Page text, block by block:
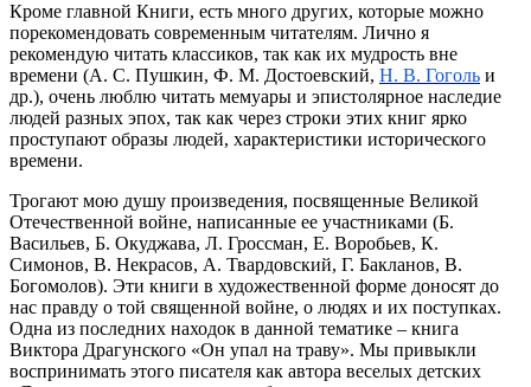
Кроме главной Книги, есть много других, которые можно
порекомендовать современным читателям. Лично я
рекомендую читать классиков, так как их мудрость вне
времени (А. С. Пушкин, Ф. М. Достоевский, Н. В. Гоголь и
др.), очень люблю читать мемуары и эпистолярное наследие
людей разных эпох, так как через строки этих книг ярко
проступают образы людей, характеристики исторического
времени.
Трогают мою душу произведения, посвященные Великой
Отечественной войне, написанные ее участниками (Б.
Васильев, Б. Окуджава, Л. Гроссман, Е. Воробьев, К.
Симонов, В. Некрасов, А. Твардовский, Г. Бакланов, В.
Богомолов). Эти книги в художественной форме доносят до
нас правду о той священной войне, о людях и их поступках.
Одна из последних находок в данной тематике – книга
Виктора Драгунского «Он упал на траву». Мы привыкли
воспринимать этого писателя как автора веселых детских